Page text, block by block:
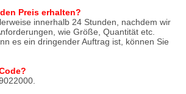
Preis erhalten?
innerhalb 24 Stunden, nachdem wir
wie Größe, Quantität etc.
es ein dringender Auftrag ist, können Sie